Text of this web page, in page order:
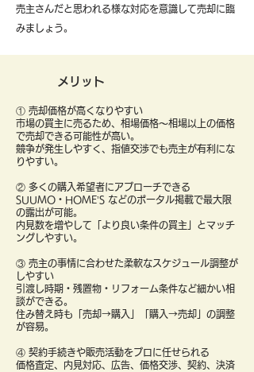
売主さんだと思われる様な対応を意識して売却に臨
みましょう。
メリット
① 売却価格が高くなりやすい
市場の買主に売るため、相場価格〜相場以上の価格
で売却できる可能性が高い。
競争が発生しやすく、指値交渉でも売主が有利にな
りやすい。
② 多くの購入希望者にアプローチできる
SUUMO・HOME’S などのポータル掲載で最大限
の露出が可能。
内見数を増やして「より良い条件の買主」とマッチ
ングしやすい。
③ 売主の事情に合わせた柔軟なスケジュール調整が
しやすい
引渡し時期・残置物・リフォーム条件など細かい相
談ができる。
住み替え時も「売却→購入」「購入→売却」の調整
が容易。
④ 契約手続きや販売活動をプロに任せられる
価格査定、内見対応、広告、価格交渉、契約、決済